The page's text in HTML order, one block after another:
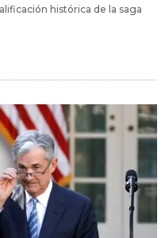
histórica de la saga